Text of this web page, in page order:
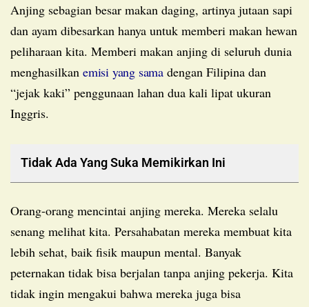
Anjing sebagian besar makan daging, artinya jutaan sapi
dan ayam dibesarkan hanya untuk memberi makan hewan
peliharaan kita. Memberi makan anjing di seluruh dunia
menghasilkan emisi yang sama dengan Filipina dan
“jejak kaki” penggunaan lahan dua kali lipat ukuran
Inggris.
Tidak Ada Yang Suka Memikirkan Ini
Orang-orang mencintai anjing mereka. Mereka selalu
senang melihat kita. Persahabatan mereka membuat kita
lebih sehat, baik fisik maupun mental. Banyak
peternakan tidak bisa berjalan tanpa anjing pekerja. Kita
tidak ingin mengakui bahwa mereka juga bisa